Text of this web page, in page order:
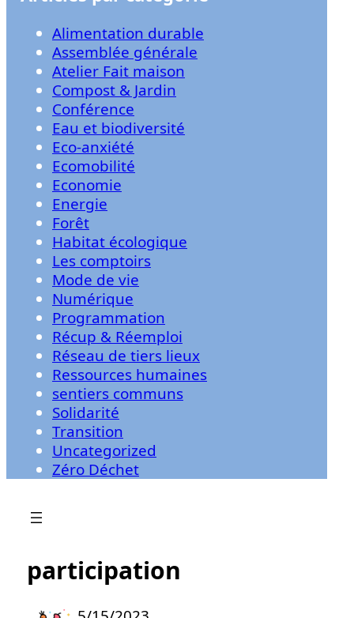
Alimentation durable
Assemblée générale
Atelier Fait maison
Compost & Jardin
Conférence
Eau et biodiversité
Eco-anxiété
Ecomobilité
Economie
Energie
Forêt
Habitat écologique
Les comptoirs
Mode de vie
Numérique
Programmation
Récup & Réemploi
Réseau de tiers lieux
Ressources humaines
sentiers communs
Solidarité
Transition
Uncategorized
Zéro Déchet
participation